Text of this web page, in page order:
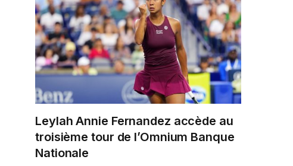
Leylah Annie Fernandez accède au
troisième tour de l’Omnium Banque
Nationale